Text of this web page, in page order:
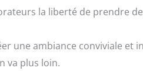
la liberté de prendre
une ambiance conviviale et
va plus loin.